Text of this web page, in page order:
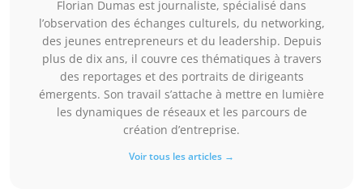
Florian Dumas est journaliste, spécialisé dans
l’observation des échanges culturels, du networking,
des jeunes entrepreneurs et du leadership. Depuis
plus de dix ans, il couvre ces thématiques à travers
des reportages et des portraits de dirigeants
émergents. Son travail s’attache à mettre en lumière
les dynamiques de réseaux et les parcours de
création d’entreprise.
Voir tous les articles →